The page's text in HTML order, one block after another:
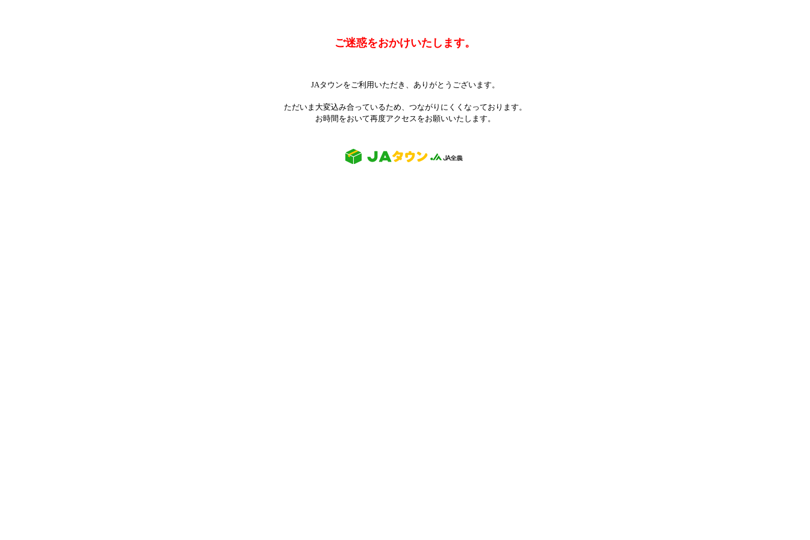
ご迷惑をおかけいたします。
JAタウンをご利用いただき、ありがとうございます。
ただいま大変込み合っているため、つながりにくくなっております。
お時間をおいて再度アクセスをお願いいたします。